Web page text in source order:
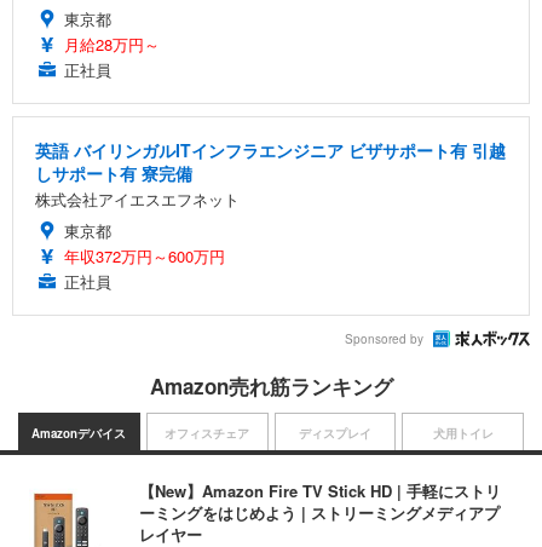
東京都
月給28万円～
正社員
英語 バイリンガルITインフラエンジニア ビザサポート有 引越
しサポート有 寮完備
株式会社アイエスエフネット
東京都
年収372万円～600万円
正社員
Sponsored by
Amazon売れ筋ランキング
Amazonデバイス
【New】Amazon Fire TV Stick HD | 手軽にストリ
ーミングをはじめよう | ストリーミングメディアプ
レイヤー
オフィスチェア ディスプレイ 犬用トイレ